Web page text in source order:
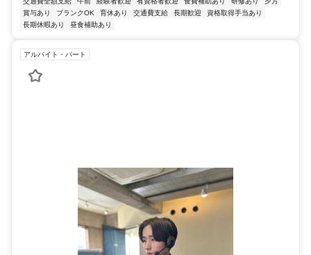
賞与あり
ブランクOK 育休あり 交通費支給 長期歓迎
資格取得手当あり
長期休暇あり
昼食補助あり
アルバイト・パート